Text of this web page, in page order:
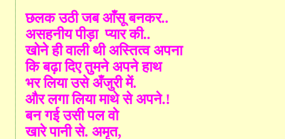
छलक उठी जब आँसू बनकर..
असहनीय पीड़ा प्यार की..
खोने ही वाली थी अस्तित्व अपना
कि बढ़ा दिए तुमने अपने हाथ
भर लिया उसे अँजुरी में.
और लगा लिया माथे से अपने.!
बन गई उसी पल वो
खारे पानी से. अमृत,